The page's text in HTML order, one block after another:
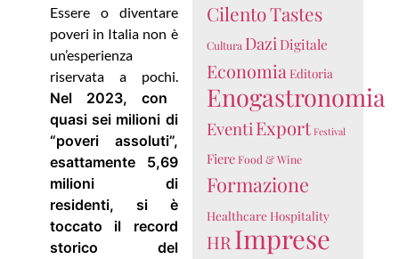
Essere o diventare
poveri in Italia non è
un’esperienza
riservata a pochi.
Nel 2023, con
quasi sei milioni di
“poveri assoluti”,
esattamente 5,69
milioni di
residenti, si è
toccato il record
storico del
Cilento Tastes
Cultura Dazi Digitale
Economia Editoria
Enogastronomia
EventiExport Festival
Fiere Food & Wine
Formazione
HealthcareHospitality
HR Imprese